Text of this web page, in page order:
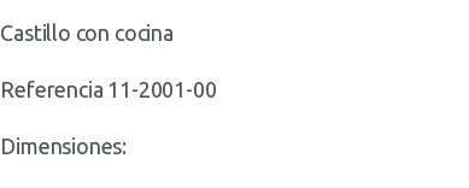
Castillo con cocina
Referencia 11-2001-00
Dimensiones: